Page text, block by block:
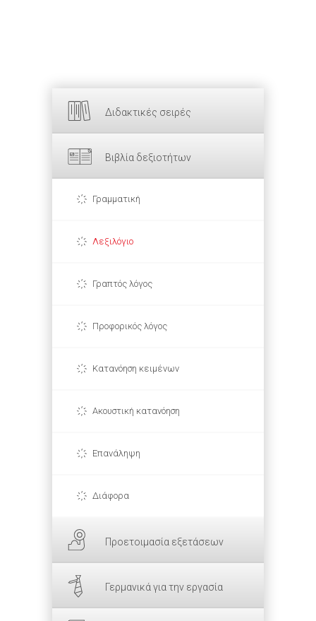
Διδακτικές σειρές
Βιβλία δεξιοτήτων
Γραμματική
Λεξιλόγιο
Γραπτός λόγος
Προφορικός λόγος
Κατανόηση κειμένων
Ακουστική κατανόηση
Επανάληψη
Διάφορα
Προετοιμασία εξετάσεων
Γερμανικά για την εργασία